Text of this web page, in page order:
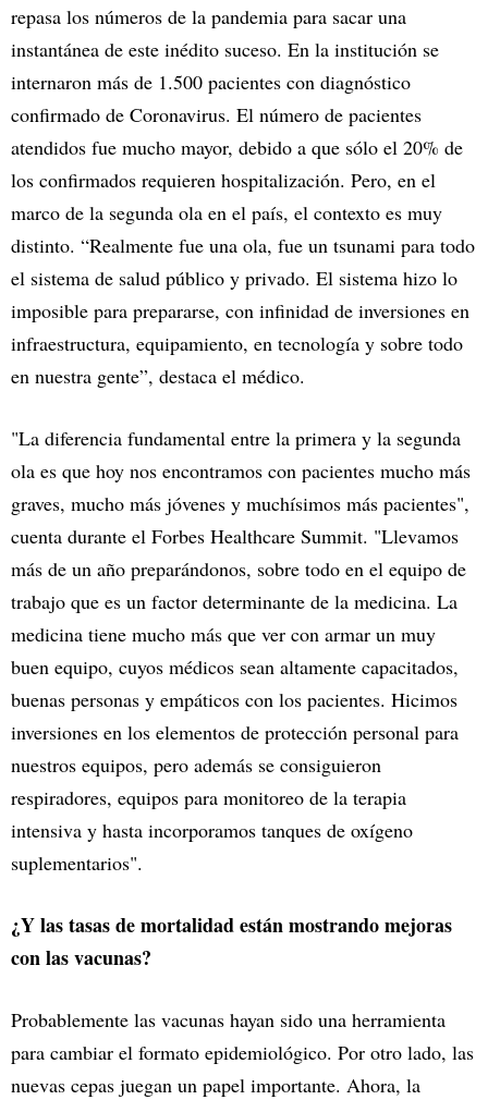
repasa los números de la pandemia para sacar una
instantánea de este inédito suceso. En la institución se
internaron más de 1.500 pacientes con diagnóstico
confirmado de Coronavirus. El número de pacientes
atendidos fue mucho mayor, debido a que sólo el 20% de
los confirmados requieren hospitalización. Pero, en el
marco de la segunda ola en el país, el contexto es muy
distinto. “Realmente fue una ola, fue un tsunami para todo
el sistema de salud público y privado. El sistema hizo lo
imposible para prepararse, con infinidad de inversiones en
infraestructura, equipamiento, en tecnología y sobre todo
en nuestra gente”, destaca el médico.
"La diferencia fundamental entre la primera y la segunda
ola es que hoy nos encontramos con pacientes mucho más
graves, mucho más jóvenes y muchísimos más pacientes",
cuenta durante el Forbes Healthcare Summit. "Llevamos
más de un año preparándonos, sobre todo en el equipo de
trabajo que es un factor determinante de la medicina. La
medicina tiene mucho más que ver con armar un muy
buen equipo, cuyos médicos sean altamente capacitados,
buenas personas y empáticos con los pacientes. Hicimos
inversiones en los elementos de protección personal para
nuestros equipos, pero además se consiguieron
respiradores, equipos para monitoreo de la terapia
intensiva y hasta incorporamos tanques de oxígeno
suplementarios".
¿Y las tasas de mortalidad están mostrando mejoras
con las vacunas?
Probablemente las vacunas hayan sido una herramienta
para cambiar el formato epidemiológico. Por otro lado, las
nuevas cepas juegan un papel importante. Ahora, la